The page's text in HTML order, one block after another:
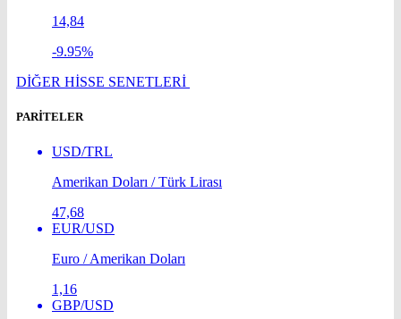
14,84
-9.95%
DİĞER HİSSE SENETLERİ
PARİTELER
USD/TRL
Amerikan Doları / Türk Lirası
47,68
EUR/USD
Euro / Amerikan Doları
1,16
GBP/USD